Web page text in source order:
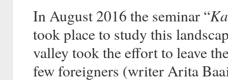
In August 2016 the seminar “
took place to study this
valley took the effort to leave
few foreigners (writer Arita